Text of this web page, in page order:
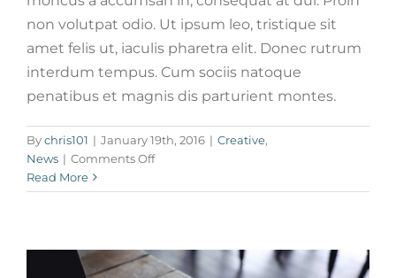
non volutpat odio. Ut ipsum leo, tristique sit
amet felis ut, iaculis pharetra elit. Donec rutrum
interdum tempus. Cum sociis natoque
penatibus et magnis dis parturient montes.
Bychris101 | January 19th, 2016 | Creative,
News | Comments Offon
suscipit
eleifend
Read More
Vivamus ut magna turpis
Design Web Design